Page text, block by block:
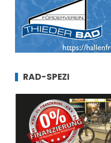
RAD-SPEZI